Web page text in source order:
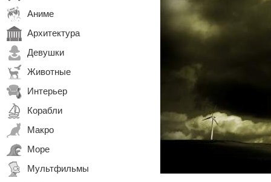
Аниме
Архитектура
Девушки
Животные
Интерьер
Корабли
Макро
Море
Мультфильмы